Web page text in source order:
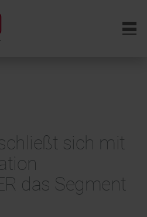
6
sich mit
das Segment